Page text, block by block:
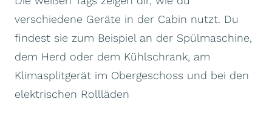
verschiedene Geräte in der Cabin nutzt. Du
findest sie zum Beispiel an der Spülmaschine,
dem Herd oder dem Kühlschrank, am
Klimasplitgerät im Obergeschoss und bei den
elektrischen Rollläden